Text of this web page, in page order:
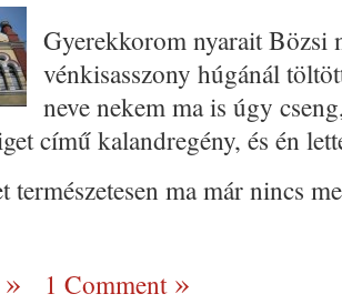
Gyerekkorom nyarait Bözsi
vénkisasszony húgánál
neve nekem ma is úgy
című kalandregény, és én
természetesen ma már nincs
1 Comment